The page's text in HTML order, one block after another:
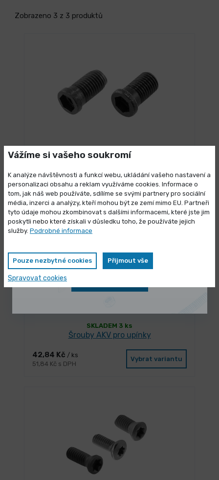
Zobrazeno 3 z 3 produktů
Šrouby AAV pro upínání podložek
32,62 Kč/ ks
39,47 Kč s DPH
Vybrat variantu
SKLADEM 3 ks
Šrouby AKV pro upínky
42,84 Kč / ks
51,84 Kč s DPH
Vybrat variantu
Vážíme si vašeho soukromí
K analýze návštěvnosti a funkcí webu, ukládání vašeho nastavení a
personalizaci obsahu a reklam využíváme cookies. Informace o
tom, jak náš web používáte, sdílíme se svými partnery pro sociální
média, inzerci a analýzy, kteří mohou být ze zemí mimo EU. Partneři
tyto údaje mohou zkombinovat s dalšími informacemi, které jste jim
poskytli nebo které získali v důsledku toho, že používáte jejich
služby. Podrobné informace
Pouze nezbytné cookies Přijmout vše
Spravovat cookies
Výprodej skladových zásob
Vybrané produkty nyní pořídíte za